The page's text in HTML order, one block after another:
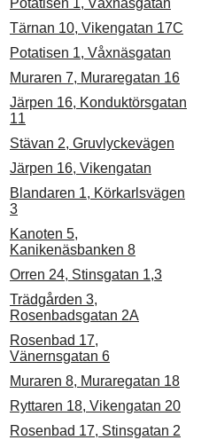
Potatisen 1, Våxnäsgatan
Tärnan 10, Vikengatan 17C
Potatisen 1, Våxnäsgatan
Muraren 7, Muraregatan 16
Järpen 16, Konduktörsgatan
11
Stävan 2, Gruvlyckevägen
Järpen 16, Vikengatan
Blandaren 1, Körkarlsvägen
3
Kanoten 5,
Kanikenäsbanken 8
Orren 24, Stinsgatan 1,3
Trädgården 3,
Rosenbadsgatan 2A
Rosenbad 17,
Vänernsgatan 6
Muraren 8, Muraregatan 18
Ryttaren 18, Vikengatan 20
Rosenbad 17, Stinsgatan 2